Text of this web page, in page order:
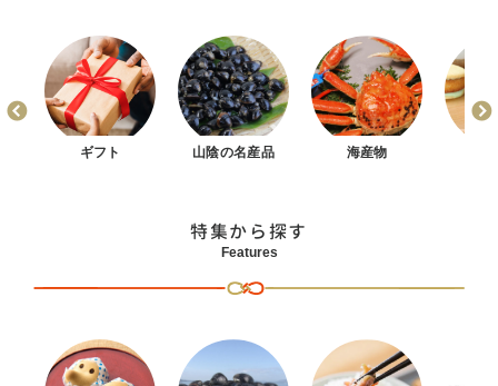
ギフト 山陰の名産品 海産物
特集から探す
Features